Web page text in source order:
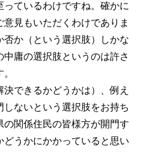
ているわけですね。確かに
見もいただくわけでありま
か（という選択肢）しかな
庸の選択肢というのは許さ
できるかどうかは）、例え
ないという選択肢をお持ち
関係住民の皆様方が開門す
どうかにかかっていると思い